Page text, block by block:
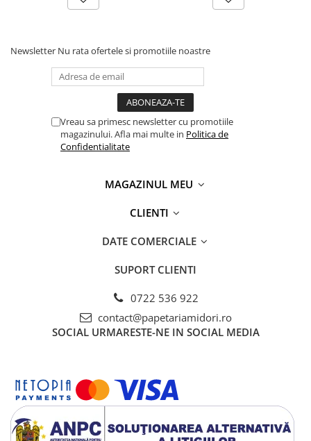
Tempera, guase si acuarele
Carioci
Creioane colorate
Ascutitori si radiere
Creta si creioane cerate
Cartuse originale
Benzi etichete originale Brother
Cartuse originale Develop
Cartuse originale Epson
Cartuse originale HP
Newsletter Nu rata ofertele si promotiile noastre
Vreau sa primesc newsletter cu promotiile
magazinului. Afla mai multe in Politica de
Confidentialitate
MAGAZINUL MEU
CLIENTI
DATE COMERCIALE
SUPORT CLIENTI
0722 536 922
contact@papetariamidori.ro
SOCIAL URMARESTE-NE IN SOCIAL MEDIA